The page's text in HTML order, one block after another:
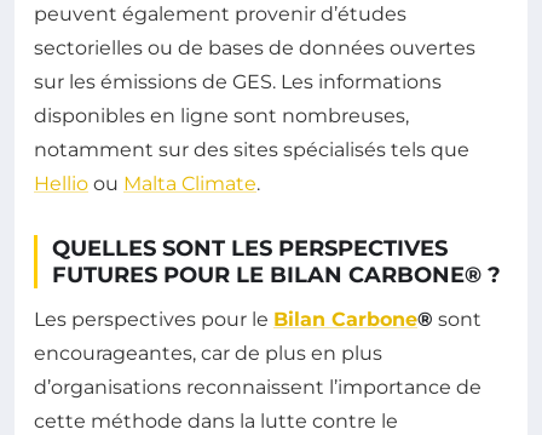
peuvent également provenir d’études
sectorielles ou de bases de données ouvertes
sur les émissions de GES. Les informations
disponibles en ligne sont nombreuses,
notamment sur des sites spécialisés tels que
Hellio ou Malta Climate.
QUELLES SONT LES PERSPECTIVES
FUTURES POUR LE BILAN CARBONE® ?
Les perspectives pour le Bilan Carbone® sont
encourageantes, car de plus en plus
d’organisations reconnaissent l’importance de
cette méthode dans la lutte contre le